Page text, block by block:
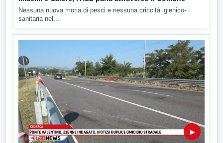
Nessuna nuova moria di pesci e nessuna criticità igienico-
sanitaria nel...
▶